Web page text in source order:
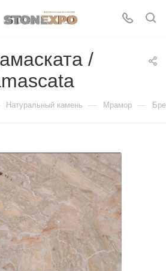
/
Натуральный камень — Мрамор —